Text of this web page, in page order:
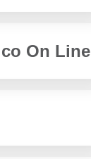
On Line